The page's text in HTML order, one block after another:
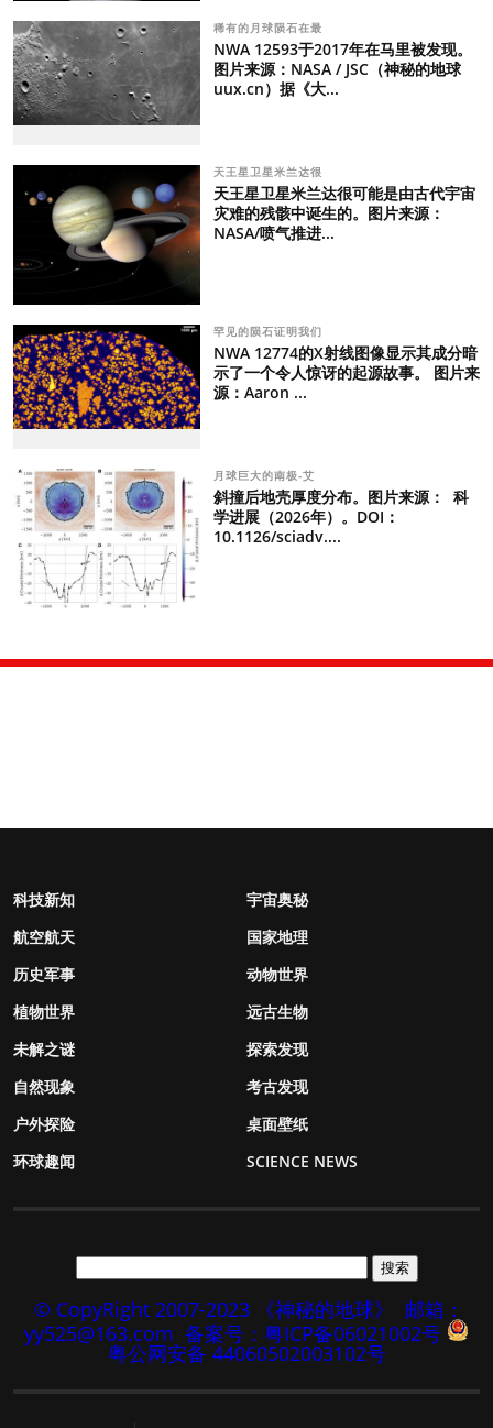
稀有的月球陨石在最
NWA 12593于2017年在马里被发现。
图片来源：NASA / JSC（神秘的地球
uux.cn）据《大...
天王星卫星米兰达很
天王星卫星米兰达很可能是由古代宇宙
灾难的残骸中诞生的。图片来源：
NASA/喷气推进...
罕见的陨石证明我们
NWA 12774的X射线图像显示其成分暗
示了一个令人惊讶的起源故事。 图片来
源：Aaron ...
月球巨大的南极-艾
斜撞后地壳厚度分布。图片来源： 科
学进展（2026年）。DOI：
10.1126/sciadv....
科技新知
宇宙奥秘
航空航天
国家地理
历史军事
动物世界
植物世界
远古生物
未解之谜
探索发现
自然现象
考古发现
户外探险
桌面壁纸
环球趣闻
SCIENCE NEWS
© CopyRight 2007-2023 《神秘的地球》
邮箱：
yy525@163.com 备案号：粤ICP备06021002号
粤公网安备 44060502003102号